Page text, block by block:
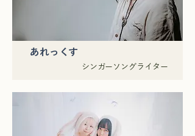
あれっくす
シンガーソングライター